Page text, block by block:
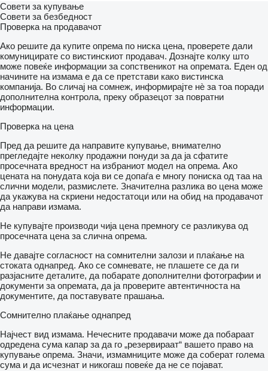
Совети за купување
Совети за безбедност
Проверка на продавачот
Ако решите да купите опрема по ниска цена, проверете дали
комуницирате со вистинскиот продавач. Дознајте колку што
може повеќе информации за сопственикот на опремата. Еден од
начините на измама е да се претстави како вистинска
компанија. Во сличај на сомнеж, информирајте нѐ за тоа поради
дополнителна контрола, преку образецот за повратни
информации.
Проверка на цена
Пред да решите да направите купување, внимателно
прегледајте неколку продажни понуди за да ја сфатите
просечната вредност на избраниот модел на опрема. Ако
цената на понудата која ви се допаѓа е многу пониска од таа на
слични модели, размислете. Значителна разлика во цена може
да укажува на скриени недостатоци или на обид на продавачот
да направи измама.
Не купувајте производи чија цена премногу се разликува од
просечната цена за слична опрема.
Не давајте согласност на сомнителни залози и плаќање на
стоката однапред. Ако се сомневате, не плашете се да ги
разјасните деталите, да побарате дополнителни фотографии и
документи за опремата, да ја проверите автентичноста на
документите, да поставувате прашања.
Сомнително плаќање однапред
Најчест вид измама. Нечесните продавачи може да побараат
одредена сума капар за да го „резервираат“ вашето право на
купување опрема. Значи, измамниците може да соберат голема
сума и да исчезнат и никогаш повеќе да не се појават.